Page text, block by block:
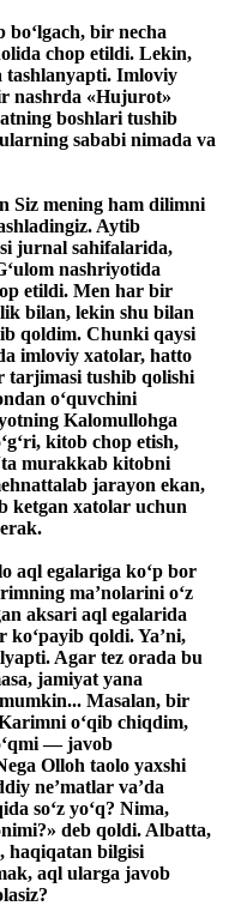
bir necha
chop etildi. Lekin,
tashlanyapti. Imloviy
nashrda «Hujurot»
boshlari tushib
sababi nimada va
Siz mening ham dilimni
Aytib
jurnal sahifalarida,
nashriyotida
etildi. Men har bir
bilan, lekin shu bilan
qoldim. Chunki qaysi
imloviy xatolar, hatto
tarjimasi tushib qolishi
o‘quvchini
Kalomullohga
kitob chop etish,
murakkab kitobni
jarayon ekan,
ketgan xatolar uchun
aql egalariga ko‘p bor
ma’nolarini o‘z
aksari aql egalarida
ko‘payib qoldi. Ya’ni,
Agar tez orada bu
jamiyat yana
Masalan, bir
o‘qib chiqdim,
— javob
Olloh taolo yaxshi
ne’matlar va’da
so‘z yo‘q? Nima,
deb qoldi. Albatta,
haqiqatan bilgisi
aql ularga javob